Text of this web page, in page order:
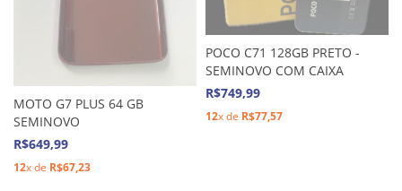
MOTO G7 PLUS 64 GB
SEMINOVO
R$649,99
12x de R$67,23
POCO C71 128GB PRETO -
SEMINOVO COM CAIXA
R$749,99
12x de R$77,57